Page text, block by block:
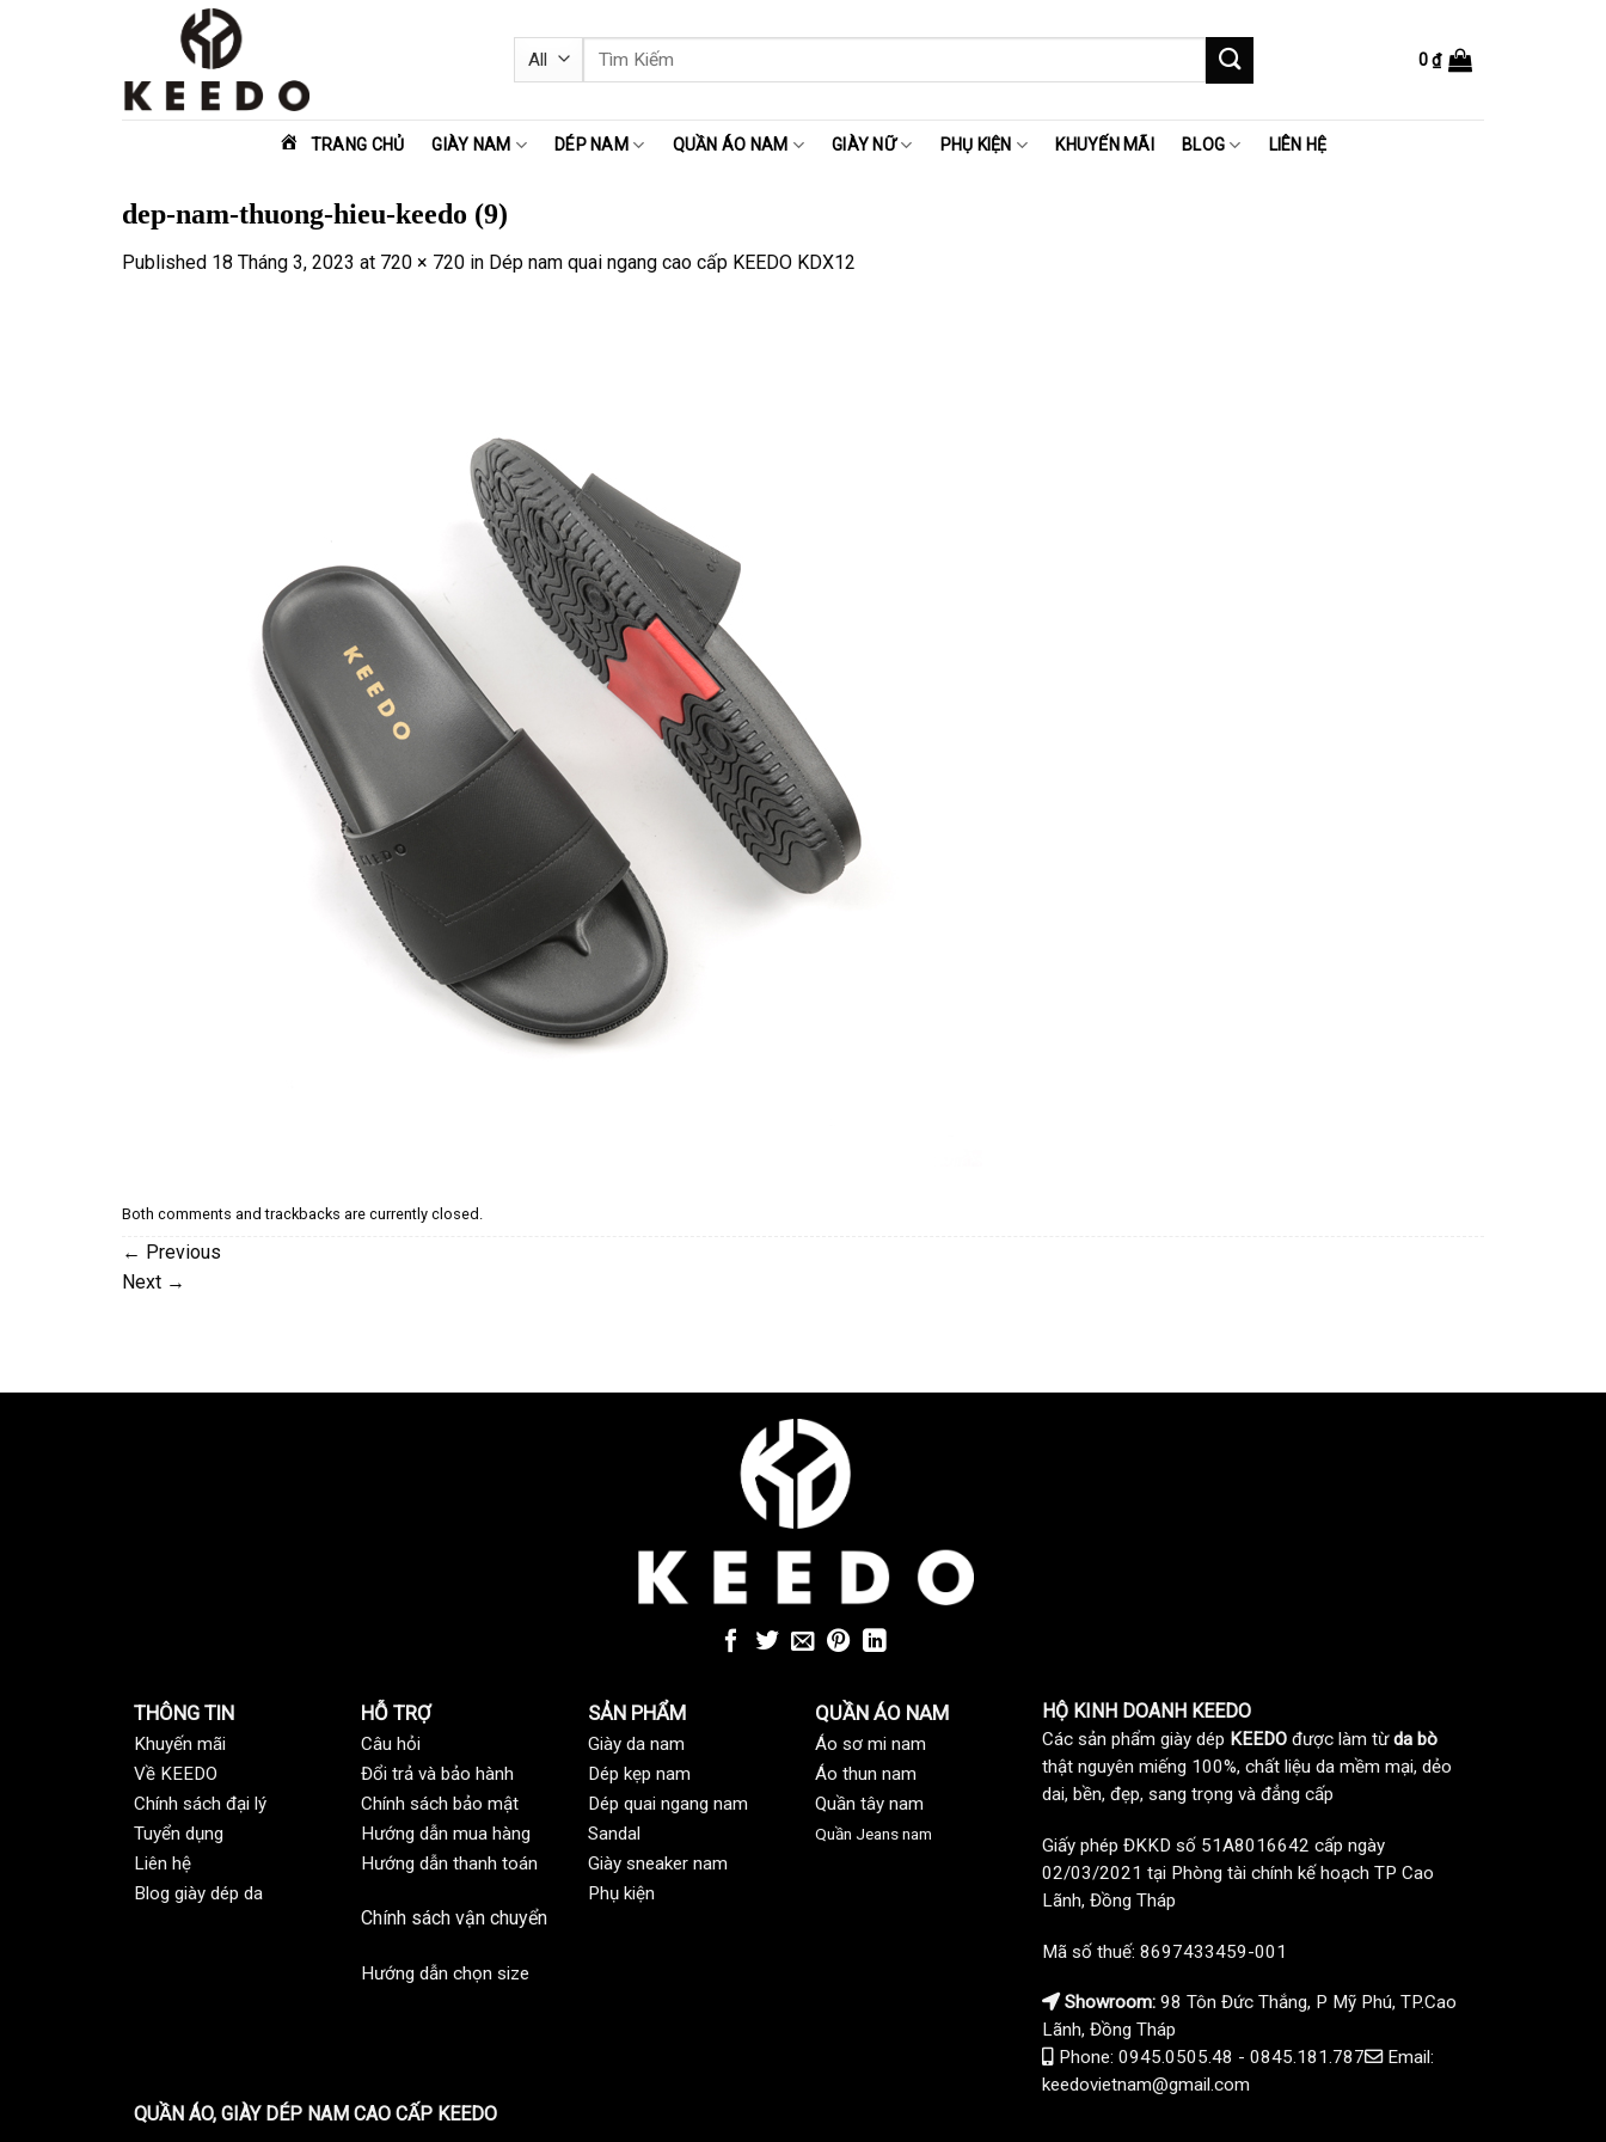
Tìm
kiếm:
0₫
TRANG CHỦ GIÀY NAM DÉP NAM QUẦN ÁO NAM GIÀY NỮ PHỤ KIỆN KHUYẾN MÃI BLOG LIÊN HỆ
dep-nam-thuong-hieu-keedo (9)
Published 18 Tháng 3, 2023 at 720 × 720 in Dép nam quai ngang cao cấp KEEDO KDX12
Both comments and trackbacks are currently closed.
← Previous
Next →
THÔNG TIN
Khuyến mãi
Về KEEDO
Chính sách đại lý
Tuyển dụng
Liên hệ
Blog giày dép da
HỖ TRỢ
Câu hỏi
Đổi trả và bảo hành
Chính sách bảo mật
Hướng dẫn mua hàng
Hướng dẫn thanh toán
Chính sách vận chuyển
Hướng dẫn chọn size
SẢN PHẨM
Giày da nam
Dép kẹp nam
Dép quai ngang nam
Sandal
Giày sneaker nam
Phụ kiện
QUẦN ÁO NAM
Áo sơ mi nam
Áo thun nam
Quần tây nam
Quần Jeans nam
HỘ KINH DOANH KEEDO
Các sản phẩm giày dép KEEDO được làm từda bò
thật nguyên miếng 100%, chất liệu da mềm mại, dẻo
dai, bền, đẹp, sang trọng và đẳng cấp
Giấy phép ĐKKD số 51A8016642 cấp ngày
02/03/2021 tại Phòng tài chính kế hoạch TP Cao
Lãnh, Đồng Tháp
Mã số thuế: 8697433459-001
Showroom: 98 Tôn Đức Thắng, P Mỹ Phú, TP.Cao
Lãnh, Đồng Tháp
Phone: 0945.0505.48 - 0845.181.787
Email:
keedovietnam@gmail.com
QUẦN ÁO, GIÀY DÉP NAM CAO CẤP KEEDO